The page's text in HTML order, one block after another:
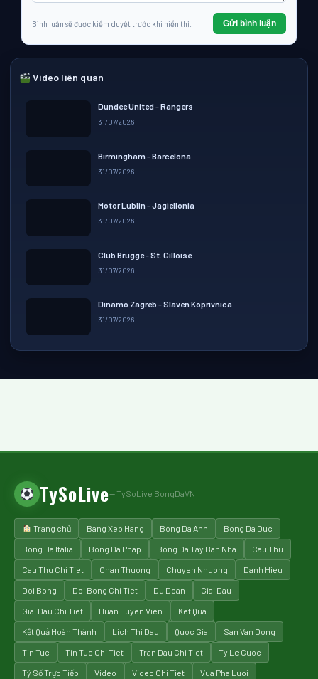
Bình luận sẽ được kiểm duyệt trước khi hiển thị. Gửi bình luận
Video liên quan
Dundee United - Rangers
31/07/2026
Birmingham - Barcelona
31/07/2026
Motor Lublin - Jagiellonia
31/07/2026
Club Brugge - St. Gilloise
31/07/2026
Dinamo Zagreb - Slaven Koprivnica
31/07/2026
TySoLive— TySoLive BongDaVN
Trang chủ Bang Xep Hang Bong Da Anh Bong Da Duc
Bong Da Italia Bong Da Phap Bong Da Tay Ban Nha Cau Thu
Cau Thu Chi Tiet Chan Thuong Chuyen Nhuong Danh Hieu
Doi Bong Doi Bong Chi Tiet Du Doan Giai Dau
Giai Dau Chi Tiet Huan Luyen Vien Ket Qua
Kết Quả Hoàn Thành Lich Thi Dau Quoc Gia San Van Dong
Tin Tuc Tin Tuc Chi Tiet Tran Dau Chi Tiet Ty Le Cuoc
Tỷ Số Trực Tiếp Video Video Chi Tiet Vua Pha Luoi